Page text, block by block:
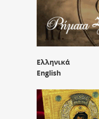
Ελληνικά
English